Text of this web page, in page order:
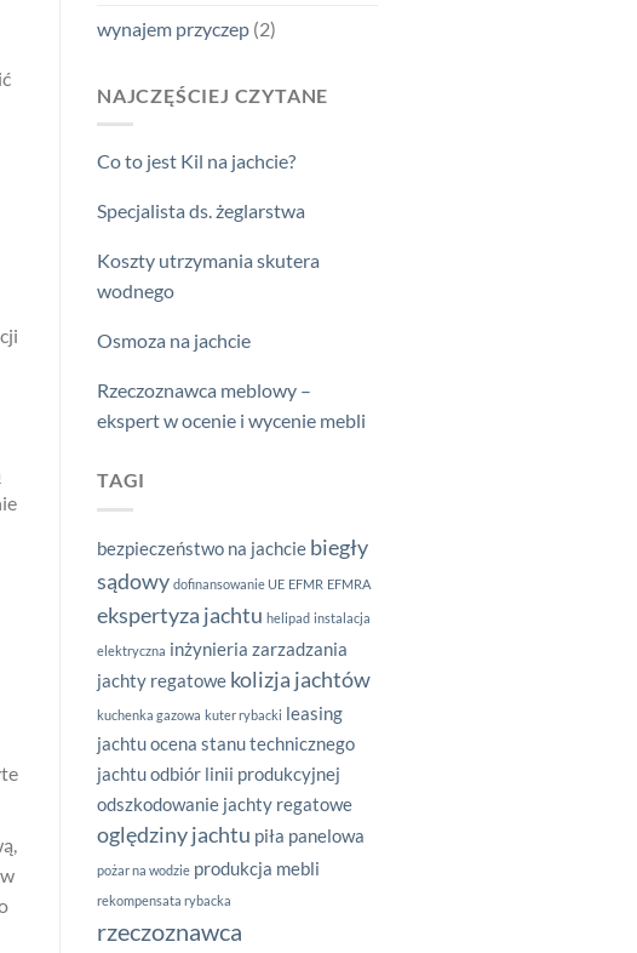
wynajem przyczep (2)
NAJCZĘŚCIEJ CZYTANE
Co to jest Kil na jachcie?
Specjalista ds. żeglarstwa
Koszty utrzymania skutera
wodnego
Osmoza na jachcie
Rzeczoznawca meblowy –
ekspert w ocenie i wycenie mebli
TAGI
bezpieczeństwo na jachcie biegły
sądowy dofinansowanie UE EFMR EFMRA
ekspertyza jachtu helipad instalacja
elektryczna inżynieria zarzadzania
jachty regatowe kolizja jachtów
kuchenka gazowa kuter rybacki leasing
jachtuocena stanu technicznego
jachtuodbiór linii produkcyjnej
odszkodowanie jachty regatowe
oględziny jachtu piła panelowa
pożar na wodzie produkcja mebli
rekompensata rybacka
rzeczoznawca